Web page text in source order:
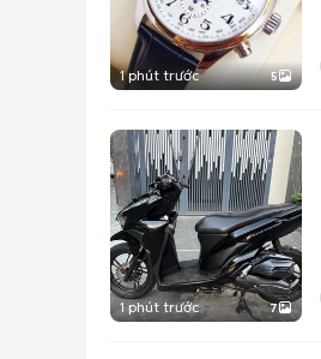
1 phút trước 5
1 phút trước 7